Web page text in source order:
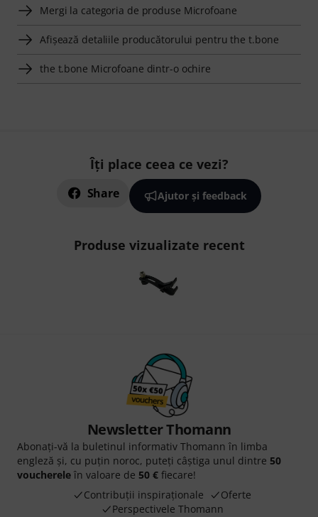
Mergi la categoria de produse Microfoane
Afişează detaliile producătorului pentru the t.bone
the t.bone Microfoane dintr-o ochire
Îți place ceea ce vezi?
Share Ajutor și feedback
Produse vizualizate recent
Newsletter Thomann
Abonați-vă la buletinul informativ Thomann în limba
engleză și, cu puțin noroc, puteți câștiga unul dintre 50
voucherele în valoare de 50 € fiecare!
Contribuții inspiraționale
Oferte
Perspectivele Thomann